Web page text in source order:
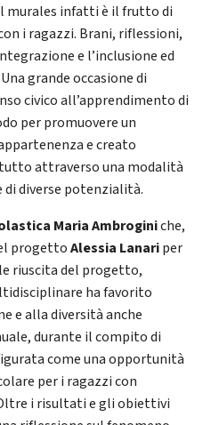
murales infatti è il frutto di
i ragazzi. Brani, riflessioni,
e l’inclusione ed
grande occasione di
civico all’apprendimento di
per promuovere un
e creato
attraverso una modalità
diverse potenzialità.
Maria Ambroginiche,
progettoAlessia Lanariper
riuscita del progetto,
ha favorito
e alla diversità anche
durante il compito di
come una opportunità
per i ragazzi con
i risultati e gli obiettivi